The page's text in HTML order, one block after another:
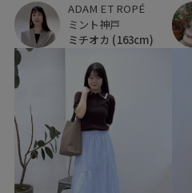
ADAM ET ROPÉ
ミント神戸
ミチオカ (163cm)